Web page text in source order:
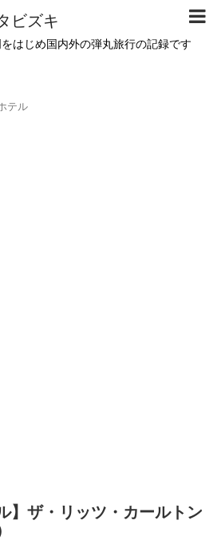
ビズキ
はじめ国内外の弾丸旅行の記録です
テル
】ザ・リッツ・カールトン